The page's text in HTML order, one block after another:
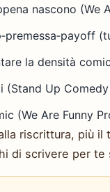
nascono (We
la densità
(Stand Up
(We Are Funny
riscrittura, più
di scrivere per